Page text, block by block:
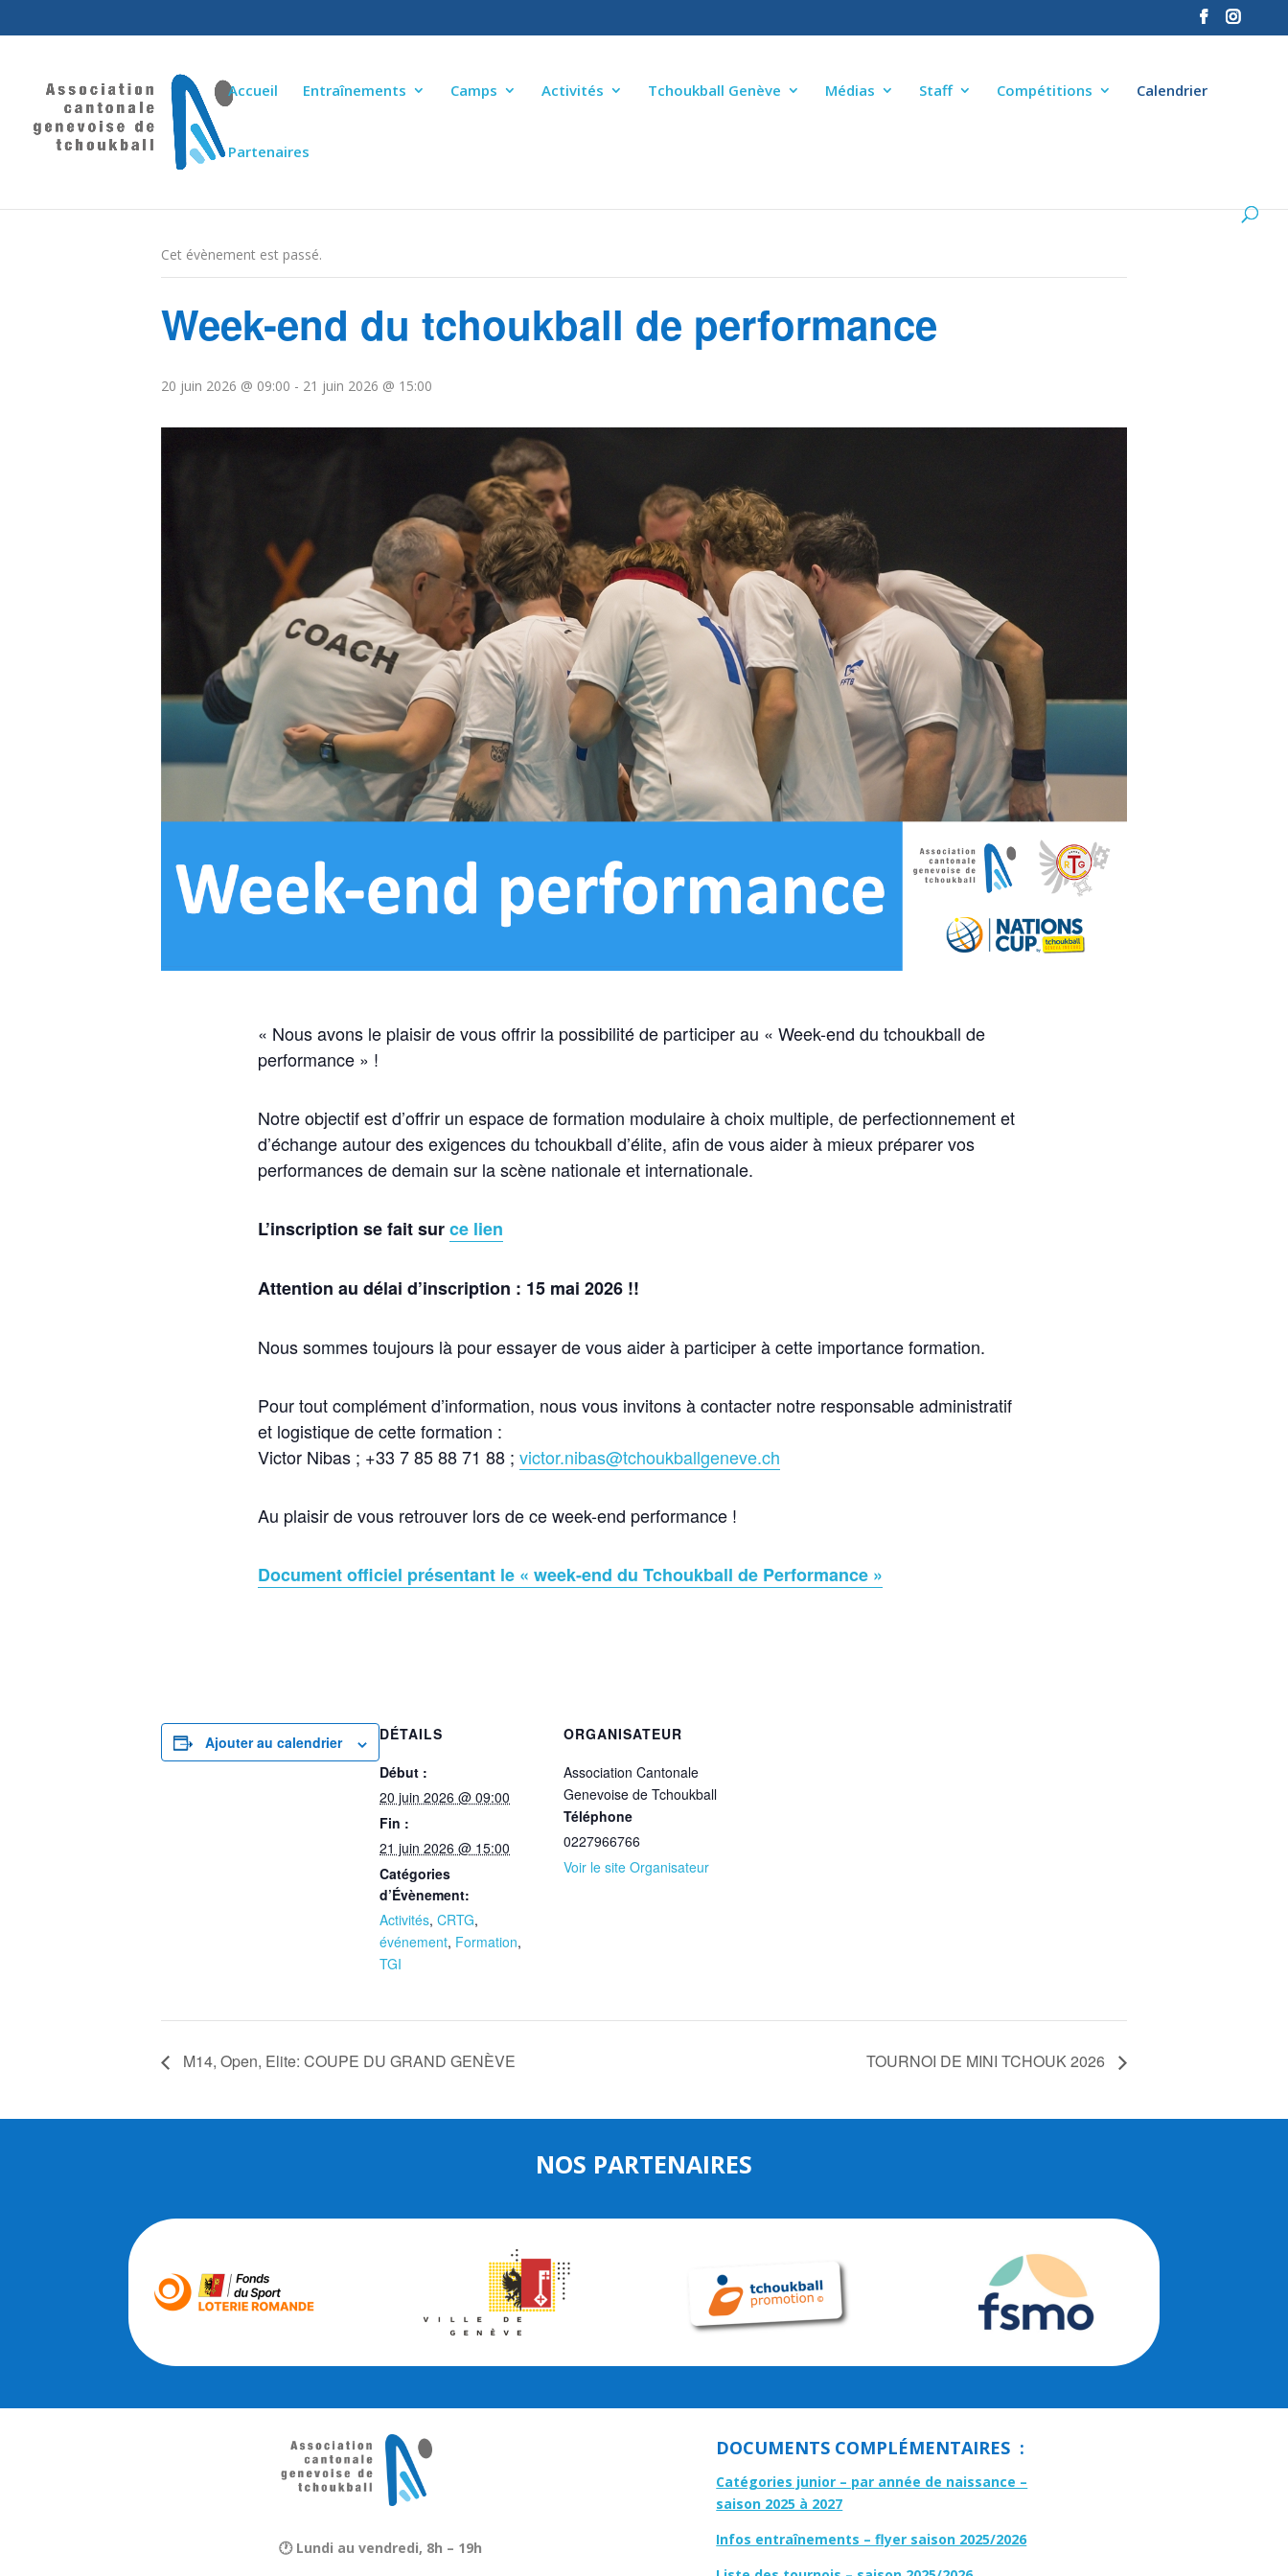
Accueil Entraînements Camps Activités Tchoukball Genève Médias Staff Compétitions Calendrier
Partenaires
Cet évènement est passé.
Week-end du tchoukball de performance
20 juin 2026 @ 09:00 - 21 juin 2026 @ 15:00
« Nous avons le plaisir de vous offrir la possibilité de participer au « Week-end du tchoukball de
performance » !
Notre objectif est d’offrir un espace de formation modulaire à choix multiple, de perfectionnement et
d’échange autour des exigences du tchoukball d’élite, afin de vous aider à mieux préparer vos
performances de demain sur la scène nationale et internationale.
L’inscription se fait surce lien
Attention au délai d’inscription : 15 mai 2026 !!
Nous sommes toujours là pour essayer de vous aider à participer à cette importance formation.
Pour tout complément d’information, nous vous invitons à contacter notre responsable administratif
et logistique de cette formation :
Victor Nibas ; +33 7 85 88 71 88 ; victor.nibas@tchoukballgeneve.ch
Au plaisir de vous retrouver lors de ce week-end performance !
Document officiel présentant le « week-end du Tchoukball de Performance »
Ajouter au calendrier
DÉTAILS
Début :
20 juin 2026 @ 09:00
Fin :
21 juin 2026 @ 15:00
Catégories
d’Évènement:
Activités, CRTG,
événement, Formation,
TGI
ORGANISATEUR
Association Cantonale
Genevoise de Tchoukball
Téléphone
0227966766
Voir le site Organisateur
M14, Open, Elite: COUPE DU GRAND GENÈVE TOURNOI DE MINI TCHOUK 2026
NOS PARTENAIRES
🕐 Lundi au vendredi, 8h – 19h
DOCUMENTS COMPLÉMENTAIRES :
Catégories junior – par année de naissance –
saison 2025 à 2027
Infos entraînements – flyer saison 2025/2026